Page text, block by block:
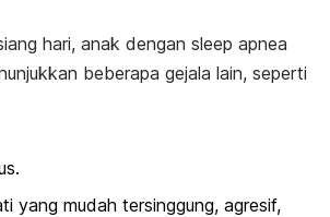
hari, anak dengan sleep apnea
beberapa gejala lain, seperti
yang mudah tersinggung, agresif,